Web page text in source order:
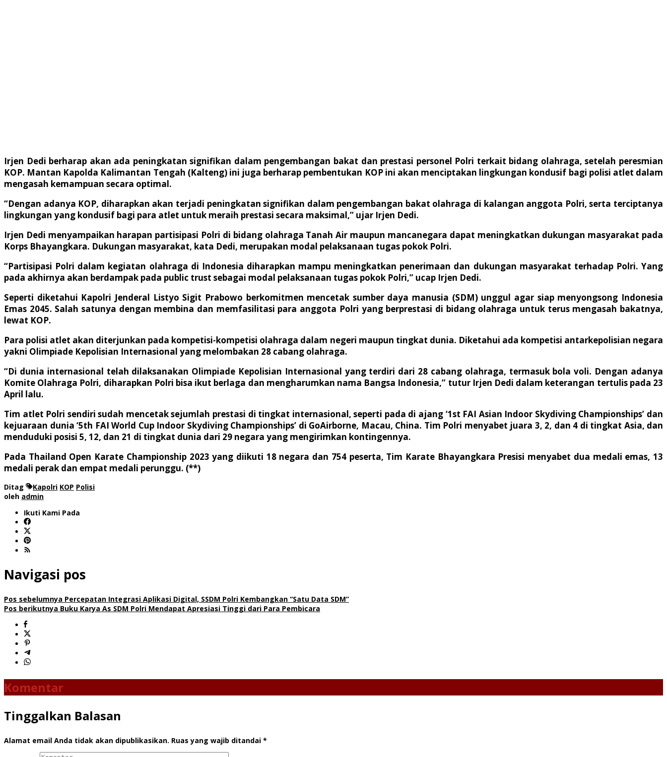
Irjen Dedi berharap akan ada peningkatan signifikan dalam pengembangan bakat dan prestasi personel Polri terkait bidang olahraga, setelah peresmian
KOP. Mantan Kapolda Kalimantan Tengah (Kalteng) ini juga berharap pembentukan KOP ini akan menciptakan lingkungan kondusif bagi polisi atlet dalam
mengasah kemampuan secara optimal.
“Dengan adanya KOP, diharapkan akan terjadi peningkatan signifikan dalam pengembangan bakat olahraga di kalangan anggota Polri, serta terciptanya
lingkungan yang kondusif bagi para atlet untuk meraih prestasi secara maksimal,” ujar Irjen Dedi.
Irjen Dedi menyampaikan harapan partisipasi Polri di bidang olahraga Tanah Air maupun mancanegara dapat meningkatkan dukungan masyarakat pada
Korps Bhayangkara. Dukungan masyarakat, kata Dedi, merupakan modal pelaksanaan tugas pokok Polri.
“Partisipasi Polri dalam kegiatan olahraga di Indonesia diharapkan mampu meningkatkan penerimaan dan dukungan masyarakat terhadap Polri. Yang
pada akhirnya akan berdampak pada public trust sebagai modal pelaksanaan tugas pokok Polri,” ucap Irjen Dedi.
Seperti diketahui Kapolri Jenderal Listyo Sigit Prabowo berkomitmen mencetak sumber daya manusia (SDM) unggul agar siap menyongsong Indonesia
Emas 2045. Salah satunya dengan membina dan memfasilitasi para anggota Polri yang berprestasi di bidang olahraga untuk terus mengasah bakatnya,
lewat KOP.
Para polisi atlet akan diterjunkan pada kompetisi-kompetisi olahraga dalam negeri maupun tingkat dunia. Diketahui ada kompetisi antarkepolisian negara
yakni Olimpiade Kepolisian Internasional yang melombakan 28 cabang olahraga.
“Di dunia internasional telah dilaksanakan Olimpiade Kepolisian Internasional yang terdiri dari 28 cabang olahraga, termasuk bola voli. Dengan adanya
Komite Olahraga Polri, diharapkan Polri bisa ikut berlaga dan mengharumkan nama Bangsa Indonesia,” tutur Irjen Dedi dalam keterangan tertulis pada 23
April lalu.
Tim atlet Polri sendiri sudah mencetak sejumlah prestasi di tingkat internasional, seperti pada di ajang ‘1st FAI Asian Indoor Skydiving Championships’ dan
kejuaraan dunia ‘5th FAI World Cup Indoor Skydiving Championships’ di GoAirborne, Macau, China. Tim Polri menyabet juara 3, 2, dan 4 di tingkat Asia, dan
menduduki posisi 5, 12, dan 21 di tingkat dunia dari 29 negara yang mengirimkan kontingennya.
Pada Thailand Open Karate Championship 2023 yang diikuti 18 negara dan 754 peserta, Tim Karate Bhayangkara Presisi menyabet dua medali emas, 13
medali perak dan empat medali perunggu. (**)
Ditag Kapolri KOP Polisi
oleh admin
Ikuti Kami Pada
Navigasi pos
Pos sebelumnya Percepatan Integrasi Aplikasi Digital, SSDM Polri Kembangkan “Satu Data SDM”
Pos berikutnya Buku Karya As SDM Polri Mendapat Apresiasi Tinggi dari Para Pembicara
Komentar
Tinggalkan Balasan
Alamat email Anda tidak akan dipublikasikan. Ruas yang wajib ditandai *